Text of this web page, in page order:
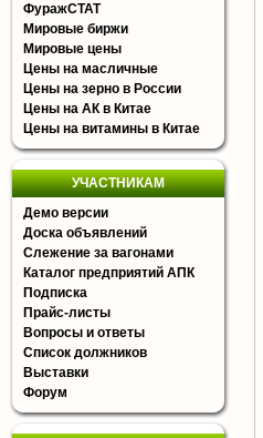
ФуражСТАТ
Мировые биржи
Мировые цены
Цены на масличные
Цены на зерно в России
Цены на АК в Китае
Цены на витамины в Китае
УЧАСТНИКАМ
Демо версии
Доска объявлений
Слежение за вагонами
Каталог предприятий АПК
Подписка
Прайс-листы
Вопросы и ответы
Список должников
Выставки
Форум